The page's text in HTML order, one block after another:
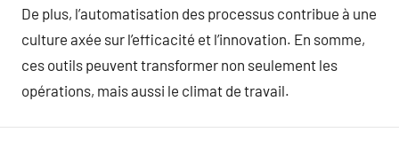
De plus, l’automatisation des processus contribue à une
culture axée sur l’efficacité et l’innovation. En somme,
ces outils peuvent transformer non seulement les
opérations, mais aussi le climat de travail.